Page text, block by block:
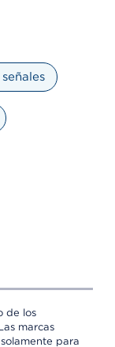
de los
marcas
para